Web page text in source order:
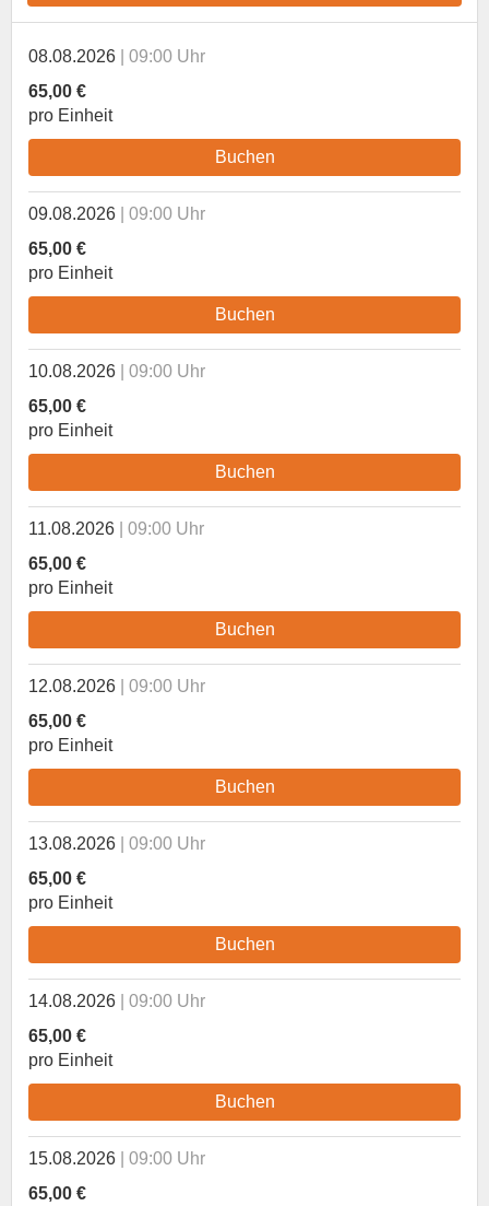
08.08.2026
09:00 Uhr
65,00 €
pro Einheit
Buchen
09.08.2026
09:00 Uhr
65,00 €
pro Einheit
Buchen
10.08.2026
09:00 Uhr
65,00 €
pro Einheit
Buchen
11.08.2026
09:00 Uhr
65,00 €
pro Einheit
Buchen
12.08.2026
09:00 Uhr
65,00 €
pro Einheit
Buchen
13.08.2026
09:00 Uhr
65,00 €
pro Einheit
Buchen
14.08.2026
09:00 Uhr
65,00 €
pro Einheit
Buchen
15.08.2026
09:00 Uhr
65,00 €